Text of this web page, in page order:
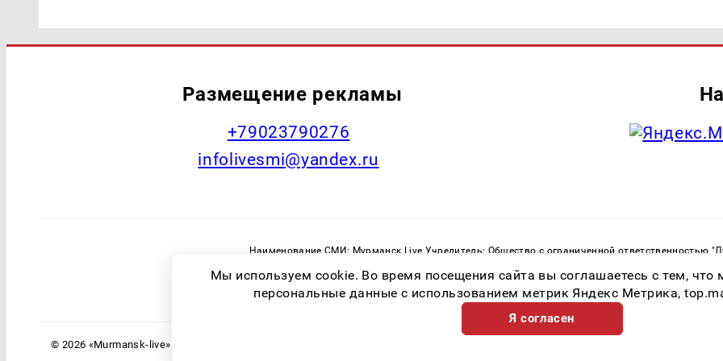
Размещение рекламы
+79023790276
infolivesmi@yandex.ru
Наименование СМИ: Мурманск Live Учредитель: Общество с ограниченной ответственностью
Зарегистрировавший орган: Федеральная служба по надзору в сфере связи, информационных технологий и
Регистрационный номер СМИ ЭЛ № ФС 77 - 82534 от 21.01.2022
© 2026 «Murmansk-live» | Все права защищены
Мы используем cookie. Во время посещения сайта вы соглашаетесь с тем,
персональные данные с использованием метрик Яндекс Метрика,
Я согласен